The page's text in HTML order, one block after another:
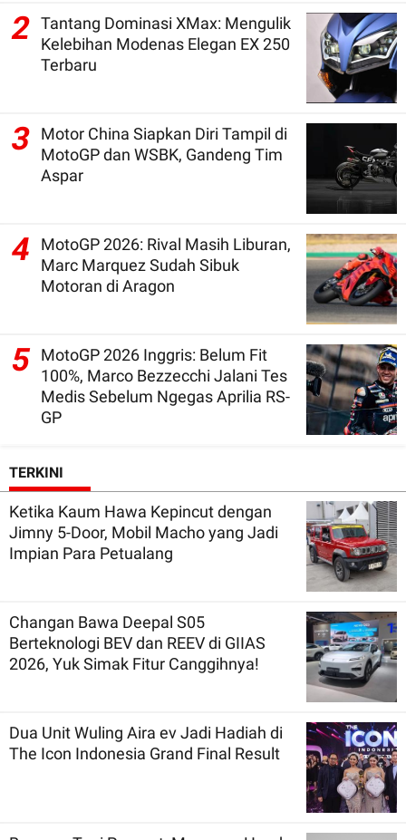
2 Tantang Dominasi XMax: Mengulik
Kelebihan Modenas Elegan EX 250
Terbaru
3
Motor China Siapkan Diri Tampil di
MotoGP dan WSBK, Gandeng Tim
Aspar
4
MotoGP 2026: Rival Masih Liburan,
Marc Marquez Sudah Sibuk
Motoran di Aragon
5 MotoGP 2026 Inggris: Belum Fit
100%, Marco Bezzecchi Jalani Tes
Medis Sebelum Ngegas Aprilia RS-
GP
TERKINI
Ketika Kaum Hawa Kepincut dengan
Jimny 5-Door, Mobil Macho yang Jadi
Impian Para Petualang
Changan Bawa Deepal S05
Berteknologi BEV dan REEV di GIIAS
2026, Yuk Simak Fitur Canggihnya!
Dua Unit Wuling Aira ev Jadi Hadiah di
The Icon Indonesia Grand Final Result